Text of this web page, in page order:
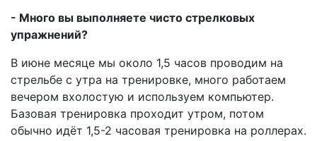
- Много вы выполняете чисто стрелковых
упражнений?
В июне месяце мы около 1,5 часов проводим на
стрельбе с утра на тренировке, много работаем
вечером вхолостую и используем компьютер.
Базовая тренировка проходит утром, потом
обычно идёт 1,5-2 часовая тренировка на роллерах.